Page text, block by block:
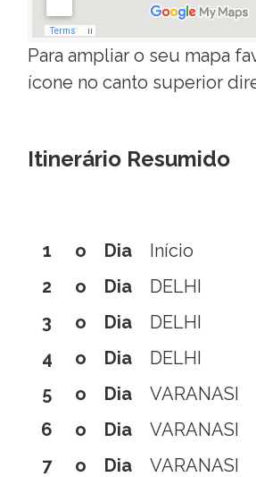
Para ampliar o seu mapa
ícone no canto superior
Itinerário Resumido
1 o Dia Início
2
o Dia DELHI
3
o Dia DELHI
4
o Dia DELHI
5
o Dia VARANASI
6
o Dia VARANASI
7
o Dia VARANASI